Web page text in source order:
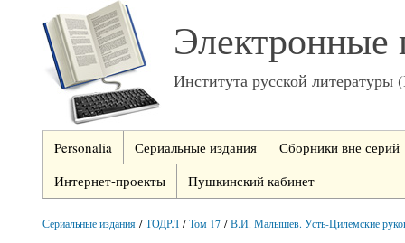
Электронные
Института русской
Personalia Сериальные издания
Сборники вне серий
Интернет-проекты
Пушкинский кабинет
Сериальные издания /ТОДРЛ /Том 17 /В.И. Малышев. Усть-Цилемские